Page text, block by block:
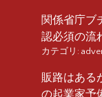
関係省庁ブ
認必須の流
カテゴリ:
販路はある
の起業家予